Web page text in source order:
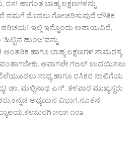
ಹಾಗಂತ ಬಾಹ್ಯ ಲಕ್ಷಣಗಳನ್ನು
ನಮಗೆ ಮೊದಲು ಗೋಚರಿಸುವುದೆ ಭೌತಿಕ
ಪರಿಚಯ! ಇಲ್ಲಿ ಇನ್ನೊಂದು ಅಪಾಯವಿದೆ,
ಹುಂಜ’ವನ್ನು
ಹಾಗೂ ಬಾಹ್ಯ ಲಕ್ಷಣಗಳ ಸಾಮರಸ್ಯ
ಆವಾಗಲೇ ಗಜಲ್ ಉದಯಿಸಲು
ನೆಲೆಯೂರಲು ಸಾಧ್ಯ ಹಾಗೂ ರಸಿಕರ ನಾಲಿಗೆಯ
ಡಾ. ಮಲ್ಲಿನಾಥ ಎಸ್. ತಳವಾರ ಮುಖ್ಯಸ್ಥರು
ಅಧ್ಯಯನ ವಿಭಾಗ,ನೂತನ
೫೮೫ ೧೦೩